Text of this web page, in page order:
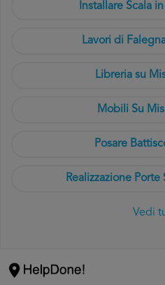
Installare Scala
Lavori di
Libreria su
Mobili Su
Posare
Realizzazione
Vedi